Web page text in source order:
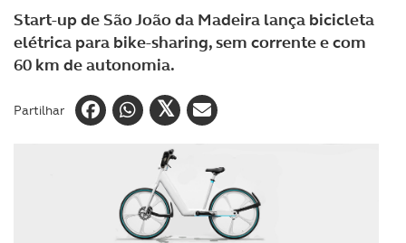
Start-up de São João da Madeira lança bicicleta
elétrica para bike-sharing, sem corrente e com
60 km de autonomia.
Partilhar